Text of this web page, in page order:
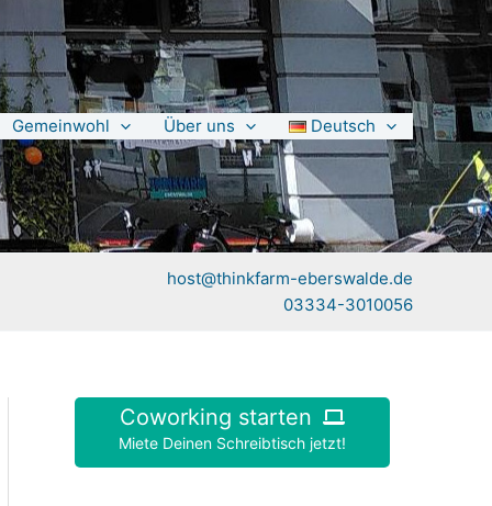
Gemeinwohl Über uns Deutsch
host@thinkfarm-eberswalde.de
03334-3010056
Coworking starten
Miete Deinen Schreibtisch jetzt!